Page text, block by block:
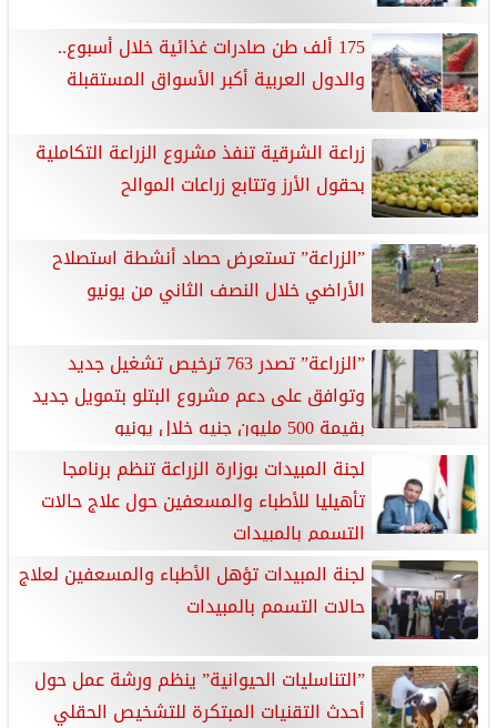
175 ألف طن صادرات غذائية خلال أسبوع..
والدول العربية أكبر الأسواق المستقبلة
زراعة الشرقية تنفذ مشروع الزراعة التكاملية
بحقول الأرز وتتابع زراعات الموالح
”الزراعة” تستعرض حصاد أنشطة استصلاح
الأراضي خلال النصف الثاني من يونيو
”الزراعة” تصدر 763 ترخيص تشغيل جديد
وتوافق على دعم مشروع البتلو بتمويل جديد
بقيمة 500 مليون جنيه خلال يونيو
لجنة المبيدات بوزارة الزراعة تنظم برنامجا
تأهيليا للأطباء والمسعفين حول علاج حالات
التسمم بالمبيدات
لجنة المبيدات تؤهل الأطباء والمسعفين لعلاج
حالات التسمم بالمبيدات
”التناسليات الحيوانية” ينظم ورشة عمل حول
أحدث التقنيات المبتكرة للتشخيص الحقلي